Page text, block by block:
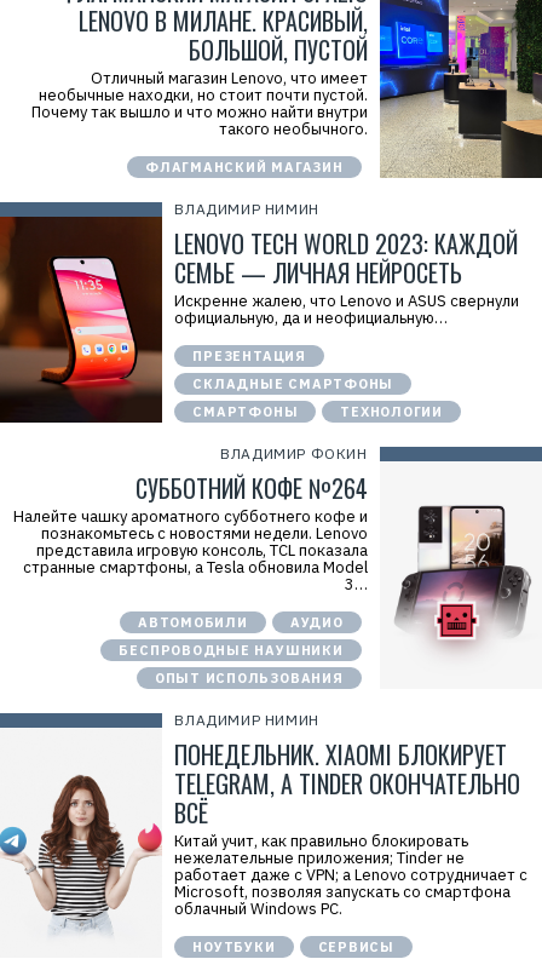
LENOVO В МИЛАНЕ. КРАСИВЫЙ,
БОЛЬШОЙ, ПУСТОЙ
Отличный магазин Lenovo, что имеет
необычные находки, но стоит почти пустой.
Почему так вышло и что можно найти внутри
такого необычного.
ФЛАГМАНСКИЙ МАГАЗИН
ВЛАДИМИР НИМИН
LENOVO TECH WORLD 2023: КАЖДОЙ
СЕМЬЕ — ЛИЧНАЯ НЕЙРОСЕТЬ
Искренне жалею, что Lenovo и ASUS свернули
официальную, да и неофициальную…
ПРЕЗЕНТАЦИЯ
СКЛАДНЫЕ СМАРТФОНЫ
СМАРТФОНЫ
ТЕХНОЛОГИИ
ВЛАДИМИР ФОКИН
СУББОТНИЙ КОФЕ №264
Налейте чашку ароматного субботнего кофе и
познакомьтесь с новостями недели. Lenovo
представила игровую консоль, TCL показала
странные смартфоны, а Tesla обновила Model
3…
АВТОМОБИЛИ
АУДИО
БЕСПРОВОДНЫЕ НАУШНИКИ
ОПЫТ ИСПОЛЬЗОВАНИЯ
ВЛАДИМИР НИМИН
ПОНЕДЕЛЬНИК. XIAOMI БЛОКИРУЕТ
TELEGRAM, А TINDER ОКОНЧАТЕЛЬНО
ВСЁ
Китай учит, как правильно блокировать
нежелательные приложения; Tinder не
работает даже с VPN; а Lenovo сотрудничает с
Microsoft, позволяя запускать со смартфона
облачный Windows PC.
НОУТБУКИ СЕРВИСЫ